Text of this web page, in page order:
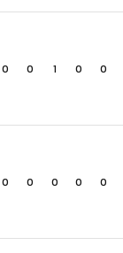
0 0 1 0 0
0 0 0 0 0